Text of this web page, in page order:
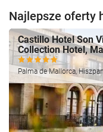
Najlepsze oferty
Castillo Hotel Son
Collection Hotel,
Palma de Mallorca,